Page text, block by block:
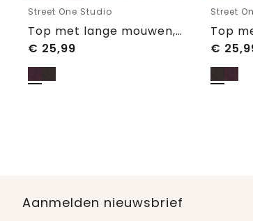
Street One Studio
Top met lange mouwen, V-hals en kant
€ 25,99
Street
€
Aanmelden nieuwsbrief